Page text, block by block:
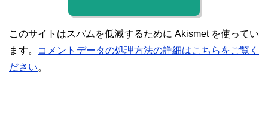
このサイトはスパムを低減するために Akismet を使ってい
ます。
コメントデータの処理方法の詳細はこちらをご覧く
ださい。